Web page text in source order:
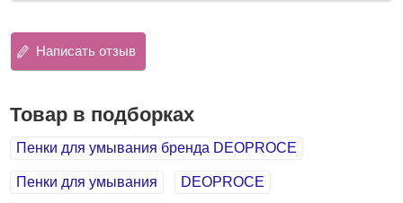
Написать отзыв
Товар в подборках
Пенки для умывания бренда DEOPROCE
Пенки для умывания DEOPROCE